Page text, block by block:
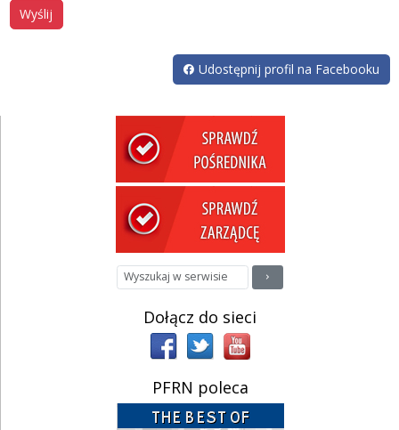
Wyślij
Udostępnij profil na Facebooku
Dołącz do sieci
PFRN poleca